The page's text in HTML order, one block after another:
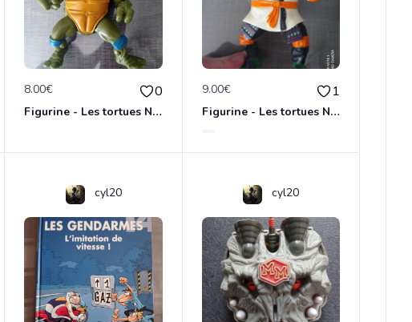
8.00€ 0
Figurine - Les tortues Ninja - Leonardo
9.00€ 1
Figurine - Les tortues Ninja - Michelangelo
cyl20 cyl20